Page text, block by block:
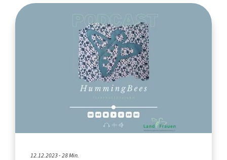
12.12.2023 - 28 Min.